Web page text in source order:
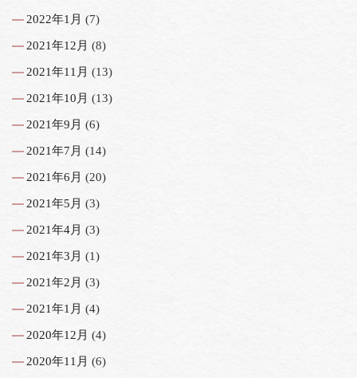
2022年1月 (7)
2021年12月 (8)
2021年11月 (13)
2021年10月 (13)
2021年9月 (6)
2021年7月 (14)
2021年6月 (20)
2021年5月 (3)
2021年4月 (3)
2021年3月 (1)
2021年2月 (3)
2021年1月 (4)
2020年12月 (4)
2020年11月 (6)